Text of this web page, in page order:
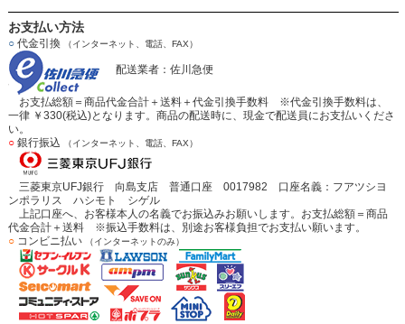
お支払い方法
○代金引換 （インターネット、電話、FAX）
配送業者：佐川急便
お支払総額＝商品代金合計＋送料＋代金引換手数料 ※代金引換手数料は、
一律 ￥330(税込)となります。商品の配送時に、現金で配送員にお支払いくださ
い。
○銀行振込 （インターネット、電話、FAX）
三菱東京UFJ銀行 向島支店 普通口座 0017982 口座名義：フアツシヨ
ンポラリス ハシモト シゲル
上記口座へ、お客様本人の名義でお振込みお願いします。お支払総額＝商品
代金合計＋送料 ※振込手数料は、別途お客様負担でお支払い願います。
○コンビニ払い （インターネットのみ）